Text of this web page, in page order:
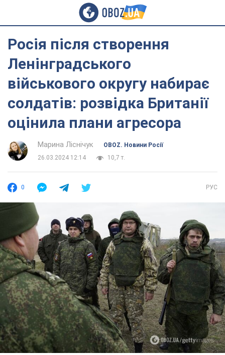
Росія після створення
Ленінградського
військового округу набирає
солдатів: розвідка Британії
оцінила плани агресора
Марина Ліснічук
OBOZ. Новини Росії
26.03.2024 12:14
10,7 т.
0 РУС